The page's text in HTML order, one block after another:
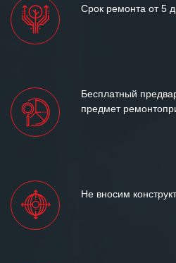
Срок ремонта от 5
Бесплатный
предмет
Не вносим